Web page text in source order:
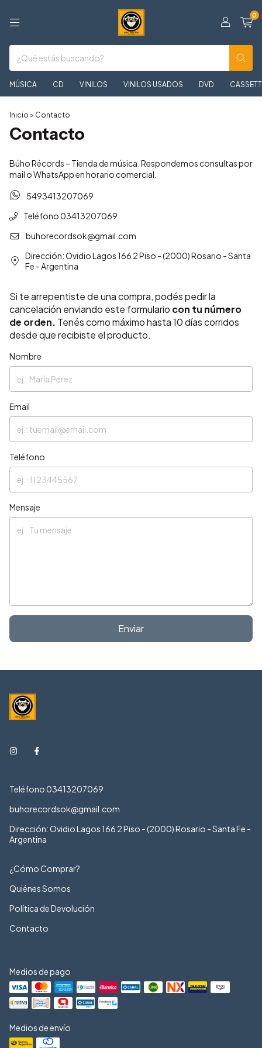
0
MÚSICA CD VINILOS VINILOS USADOS DVD
Inicio > Contacto
Contacto
Búho Récords – Tienda de música. Respondemos consultas por
mail o WhatsApp en horario comercial.
5493413207069
Teléfono 03413207069
buhorecordsok@gmail.com
Dirección: Ovidio Lagos 166 2 Piso - (2000) Rosario - Santa
Fe - Argentina
Si te arrepentiste de una compra, podés pedir la
cancelación enviando este formulario con tu número
de orden. Tenés como máximo hasta 10 días corridos
desde que recibiste el producto.
Nombre
Email
Teléfono
Mensaje
Enviar
Teléfono 03413207069
buhorecordsok@gmail.com
Dirección: Ovidio Lagos 166 2 Piso - (2000) Rosario - Santa Fe -
Argentina
¿Cómo Comprar?
Quiénes Somos
Política de Devolución
Contacto
Medios de pago
Medios de envío